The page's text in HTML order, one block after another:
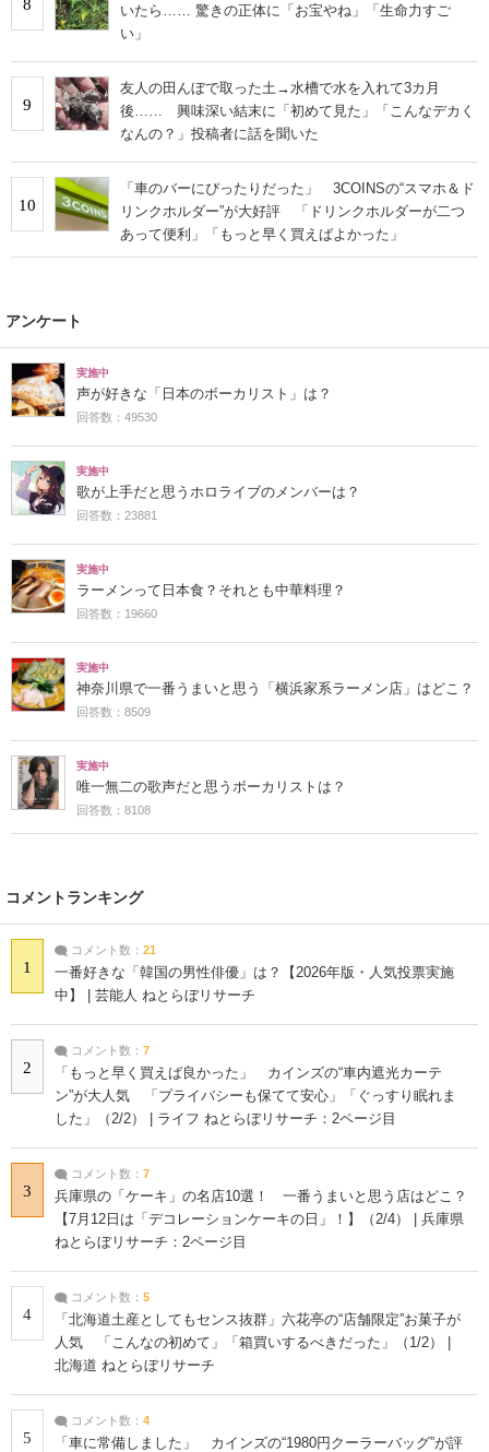
8
いたら…… 驚きの正体に「お宝やね」「生命力すご
い」
9
友人の田んぼで取った土→水槽で水を入れて3カ月
後…… 興味深い結末に「初めて見た」「こんなデカく
なんの？」投稿者に話を聞いた
10
「車のバーにぴったりだった」 3COINSの“スマホ＆ド
リンクホルダー”が大好評 「ドリンクホルダーが二つ
あって便利」「もっと早く買えばよかった」
アンケート
実施中
声が好きな「日本のボーカリスト」は？
回答数：49530
実施中
歌が上手だと思うホロライブのメンバーは？
回答数：23881
実施中
ラーメンって日本食？それとも中華料理？
回答数：19660
実施中
神奈川県で一番うまいと思う「横浜家系ラーメン店」はどこ？
回答数：8509
実施中
唯一無二の歌声だと思うボーカリストは？
回答数：8108
コメントランキング
1
コメント数： 21
一番好きな「韓国の男性俳優」は？【2026年版・人気投票実施
中】 | 芸能人 ねとらぼリサーチ
2
コメント数： 7
「もっと早く買えば良かった」 カインズの“車内遮光カーテ
ン”が大人気 「プライバシーも保てて安心」「ぐっすり眠れま
した」（2/2） | ライフ ねとらぼリサーチ：2ページ目
3
コメント数： 7
兵庫県の「ケーキ」の名店10選！ 一番うまいと思う店はどこ？
【7月12日は「デコレーションケーキの日」！】（2/4） | 兵庫県
ねとらぼリサーチ：2ページ目
4
コメント数： 5
「北海道土産としてもセンス抜群」六花亭の“店舗限定”お菓子が
人気 「こんなの初めて」「箱買いするべきだった」（1/2） |
北海道 ねとらぼリサーチ
5
コメント数： 4
「車に常備しました」 カインズの“1980円クーラーバッグ”が評